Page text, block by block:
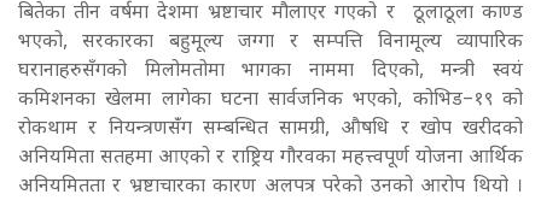
बितेका तीन वर्षमा देशमा भ्रष्टाचार मौलाएर गएको र ठूलाठूला काण्ड
भएको, सरकारका बहुमूल्य जग्गा र सम्पत्ति विनामूल्य व्यापारिक
घरानाहरुसँगको मिलोमतोमा भागका नाममा दिएको, मन्त्री स्वयं
कमिशनका खेलमा लागेका घटना सार्वजनिक भएको, कोभिड–१९ को
रोकथाम र नियन्त्रणसंँग सम्बन्धित सामग्री, औषधि र खोप खरीदको
अनियमिता सतहमा आएको र राष्ट्रिय गौरवका महत्त्वपूर्ण योजना आर्थिक
अनियमितता र भ्रष्टाचारका कारण अलपत्र परेको उनको आरोप थियो ।